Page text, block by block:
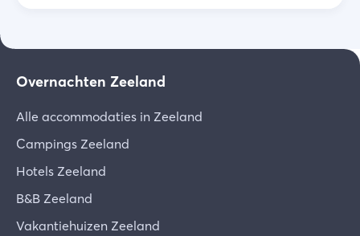
Overnachten Zeeland
Alle accommodaties in Zeeland
Campings Zeeland
Hotels Zeeland
B&B Zeeland
Vakantiehuizen Zeeland